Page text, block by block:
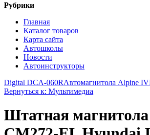
Рубрики
Главная
Каталог товаров
Карта сайта
Автошколы
Новости
Автоинструкторы
Digital DCA-060RАвтомагнитола Alpine
Вернуться к: Мультимедиа
Штатная